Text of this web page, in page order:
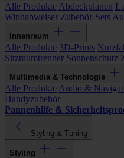
Alle Produkte Abdeckplanen
Windabweiser Zubehör-Sets
Innenraum
Alle Produkte 3D-Prints
Sitzraumtrenner Sonnenschutz
Multimedia & Technologie
Alle Produkte Audio &
Handyzubehör
Pannenhilfe &
Styling & Tuning
Styling